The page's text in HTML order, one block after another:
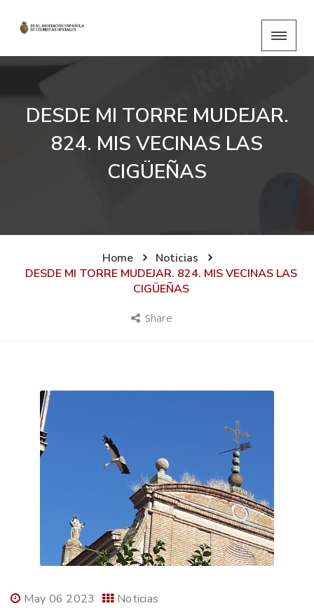
DESDE MI TORRE MUDEJAR.
824. MIS VECINAS LAS
CIGÜEÑAS
Home
Noticias
DESDE MI TORRE MUDEJAR. 824. MIS VECINAS LAS
CIGÜEÑAS
Share
May 06 2023 Noticias